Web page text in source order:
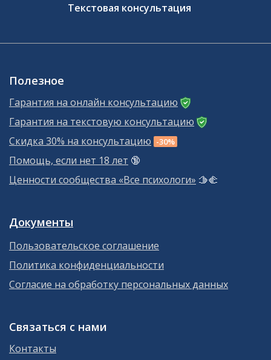
Текстовая консультация
Полезное
Гарантия на онлайн консультацию
Гарантия на текстовую консультацию
Скидка 30% на консультацию -30%
Помощь, если нет 18 лет 🔞
Ценности сообщества «Все психологи» 🫱‍🫲
Документы
Пользовательское соглашение
Политика конфиденциальности
Согласие на обработку персональных данных
Связаться с нами
Контакты